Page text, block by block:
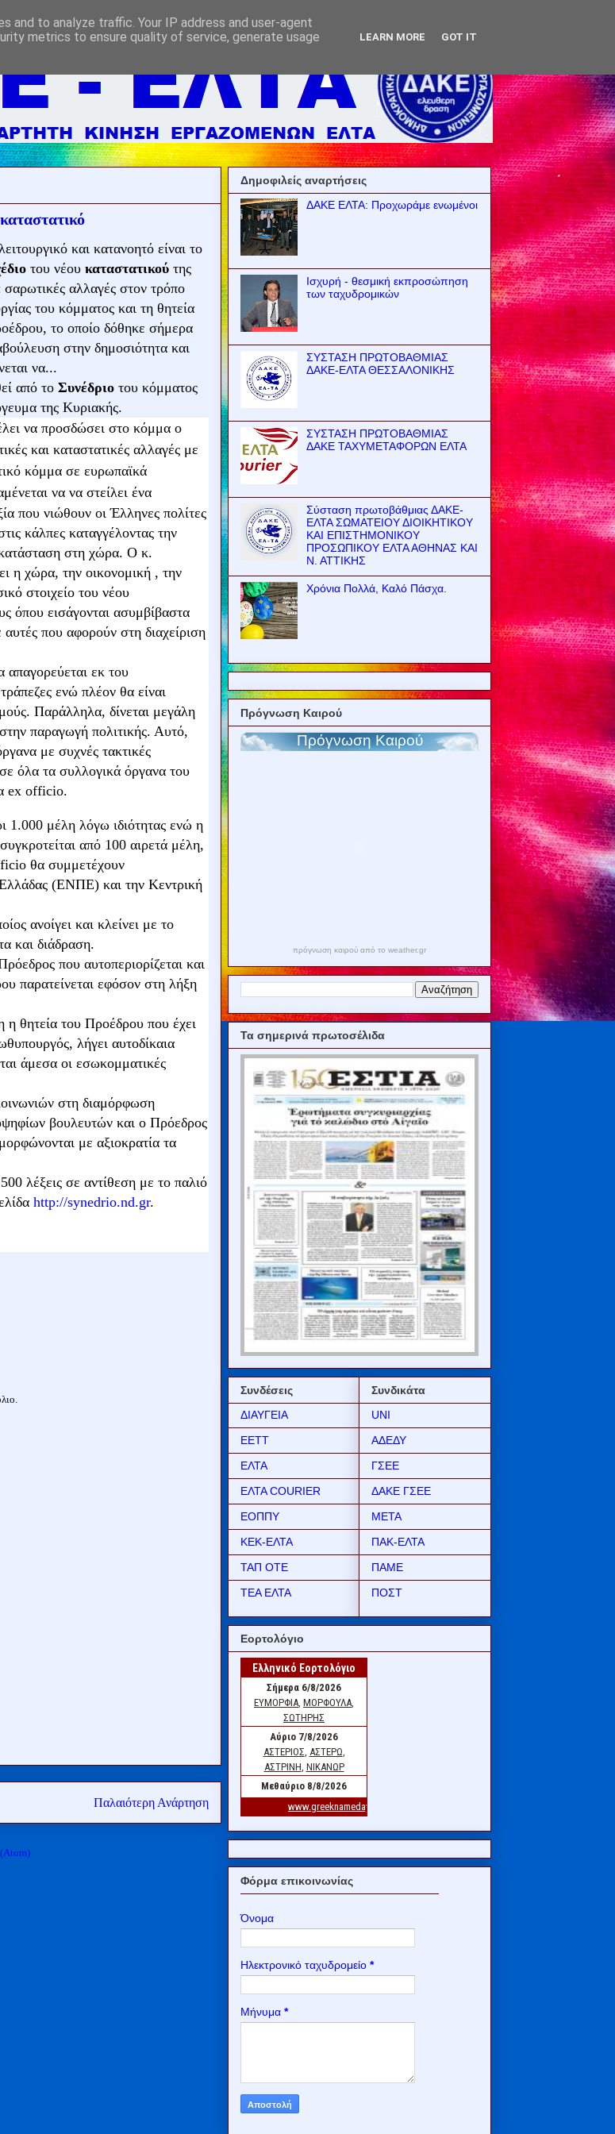
και κατανοητό είναι το
του νέου καταστατικού της
αλλαγές στον τρόπο
του κόμματος και τη θητεία
το οποίο δόθηκε σήμερα
στην δημοσιότητα και
να...
από το Συνέδριο του κόμματος
της Κυριακής.
να προσδώσει στο κόμμα ο
και καταστατικές αλλαγές με
κόμμα σε ευρωπαϊκά
να να στείλει ένα
που νιώθουν οι Έλληνες πολίτες
κάλπες καταγγέλοντας την
στη χώρα. Ο κ.
η χώρα, την οικονομική , την
στοιχείο του νέου
όπου εισάγονται ασυμβίβαστα
που αφορούν στη διαχείριση
εκ του
ενώ πλέον θα είναι
Παράλληλα, δίνεται μεγάλη
παραγωγή πολιτικής. Αυτό,
με συχνές τακτικές
όλα τα συλλογικά όργανα του
ex officio.
1.000 μέλη λόγω ιδιότητας ενώ η
από 100 αιρετά μέλη,
θα συμμετέχουν
(ΕΝΠΕ) και την Κεντρική
ανοίγει και κλείνει με το
και διάδραση.
που αυτοπεριορίζεται και
παρατείνεται εφόσον στη λήξη
θητεία του Προέδρου που έχει
λήγει αυτοδίκαια
άμεσα οι εσωκομματικές
στη διαμόρφωση
βουλευτών και ο Πρόεδρος
με αξιοκρατία τα
λέξεις σε αντίθεση με το παλιό
http://synedrio.nd.gr.
Παλαιότερη Ανάρτηση
Δημοφιλείς αναρτήσεις
ΔΑΚΕ ΕΛΤΑ: Προχωράμε ενωμένοι
Ισχυρή - θεσμική εκπροσώπηση
των ταχυδρομικών
ΣΥΣΤΑΣΗ ΠΡΩΤΟΒΑΘΜΙΑΣ
ΔΑΚΕ-ΕΛΤΑ ΘΕΣΣΑΛΟΝΙΚΗΣ
ΣΥΣΤΑΣΗ ΠΡΩΤΟΒΑΘΜΙΑΣ
ΔΑΚΕ ΤΑΧΥΜΕΤΑΦΟΡΩΝ ΕΛΤΑ
Σύσταση πρωτοβάθμιας ΔΑΚΕ-
ΕΛΤΑ ΣΩΜΑΤΕΙΟΥ ΔΙΟΙΚΗΤΙΚΟΥ
ΚΑΙ ΕΠΙΣΤΗΜΟΝΙΚΟΥ
ΠΡΟΣΩΠΙΚΟΥ ΕΛΤΑ ΑΘΗΝΑΣ ΚΑΙ
Ν. ΑΤΤΙΚΗΣ
Χρόνια Πολλά, Καλό Πάσχα.
Πρόγνωση Καιρού
πρόγνωση καιρού από το weather.gr
Τα σημερινά πρωτοσέλιδα
Συνδέσεις
ΔΙΑΥΓΕΙΑ
ΕΕΤΤ
ΕΛΤΑ
ΕΛΤΑ COURIER
ΕΟΠΠΥ
ΚΕΚ-ΕΛΤΑ
ΤΑΠ ΟΤΕ
ΤΕΑ ΕΛΤΑ
Συνδικάτα
UNI
ΑΔΕΔΥ
ΓΣΕΕ
ΔΑΚΕ ΓΣΕΕ
ΜΕΤΑ
ΠΑΚ-ΕΛΤΑ
ΠΑΜΕ
ΠΟΣΤ
Εορτολόγιο
Φόρμα επικοινωνίας
Όνομα
Ηλεκτρονικό ταχυδρομείο *
Μήνυμα *
and to analyze traffic. Your IP address and user-agent
metrics to ensure quality of service, generate usage
LEARN MORE GOT IT